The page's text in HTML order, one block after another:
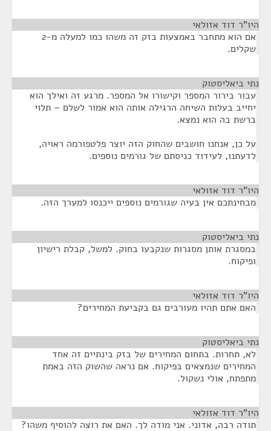
היו"ר דוד אזולאי
אם הוא מתחבר באמצעות בזק זה משהו כמו למעלה מ-2
שקלים.
נתי ביאליסטוק
עבור בירור המספר וקישורו אל המספר. מרגע זה ואילך הוא
יחייב בעלות השיחה הרגילה אותה הוא אמור לשלם – תלוי
ברשת בה הוא נמצא.
על כן, אנחנו חושבים שהחוק הזה יוצר פלטפורמה ראויה,
לדעתנו, לעידוד כניסתם של גורמים נוספים.
היו"ר דוד אזולאי
מבחינתכם אין בעיה שגורמים נוספים ייכנסו למערך הזה.
נתי ביאליסטוק
במסגרת אותן מסגרות שנקבעו בחוק. למשל, קבלת רישיון
ופיקוח.
היו"ר דוד אזולאי
האם אתם תהיו מעורבים גם בקביעת המחירים?
נתי ביאליסטוק
לא, תחרות. בתחום המחירים של בזק בינתיים זה אחד
המחירים שנמצאים בפיקוח. אם נראה שהשוק הזה באמת
מתפתח, אולי נשקול.
היו"ר דוד אזולאי
תודה רבה, אדוני. אני מודה לך. האם את רוצה להוסיף משהו?